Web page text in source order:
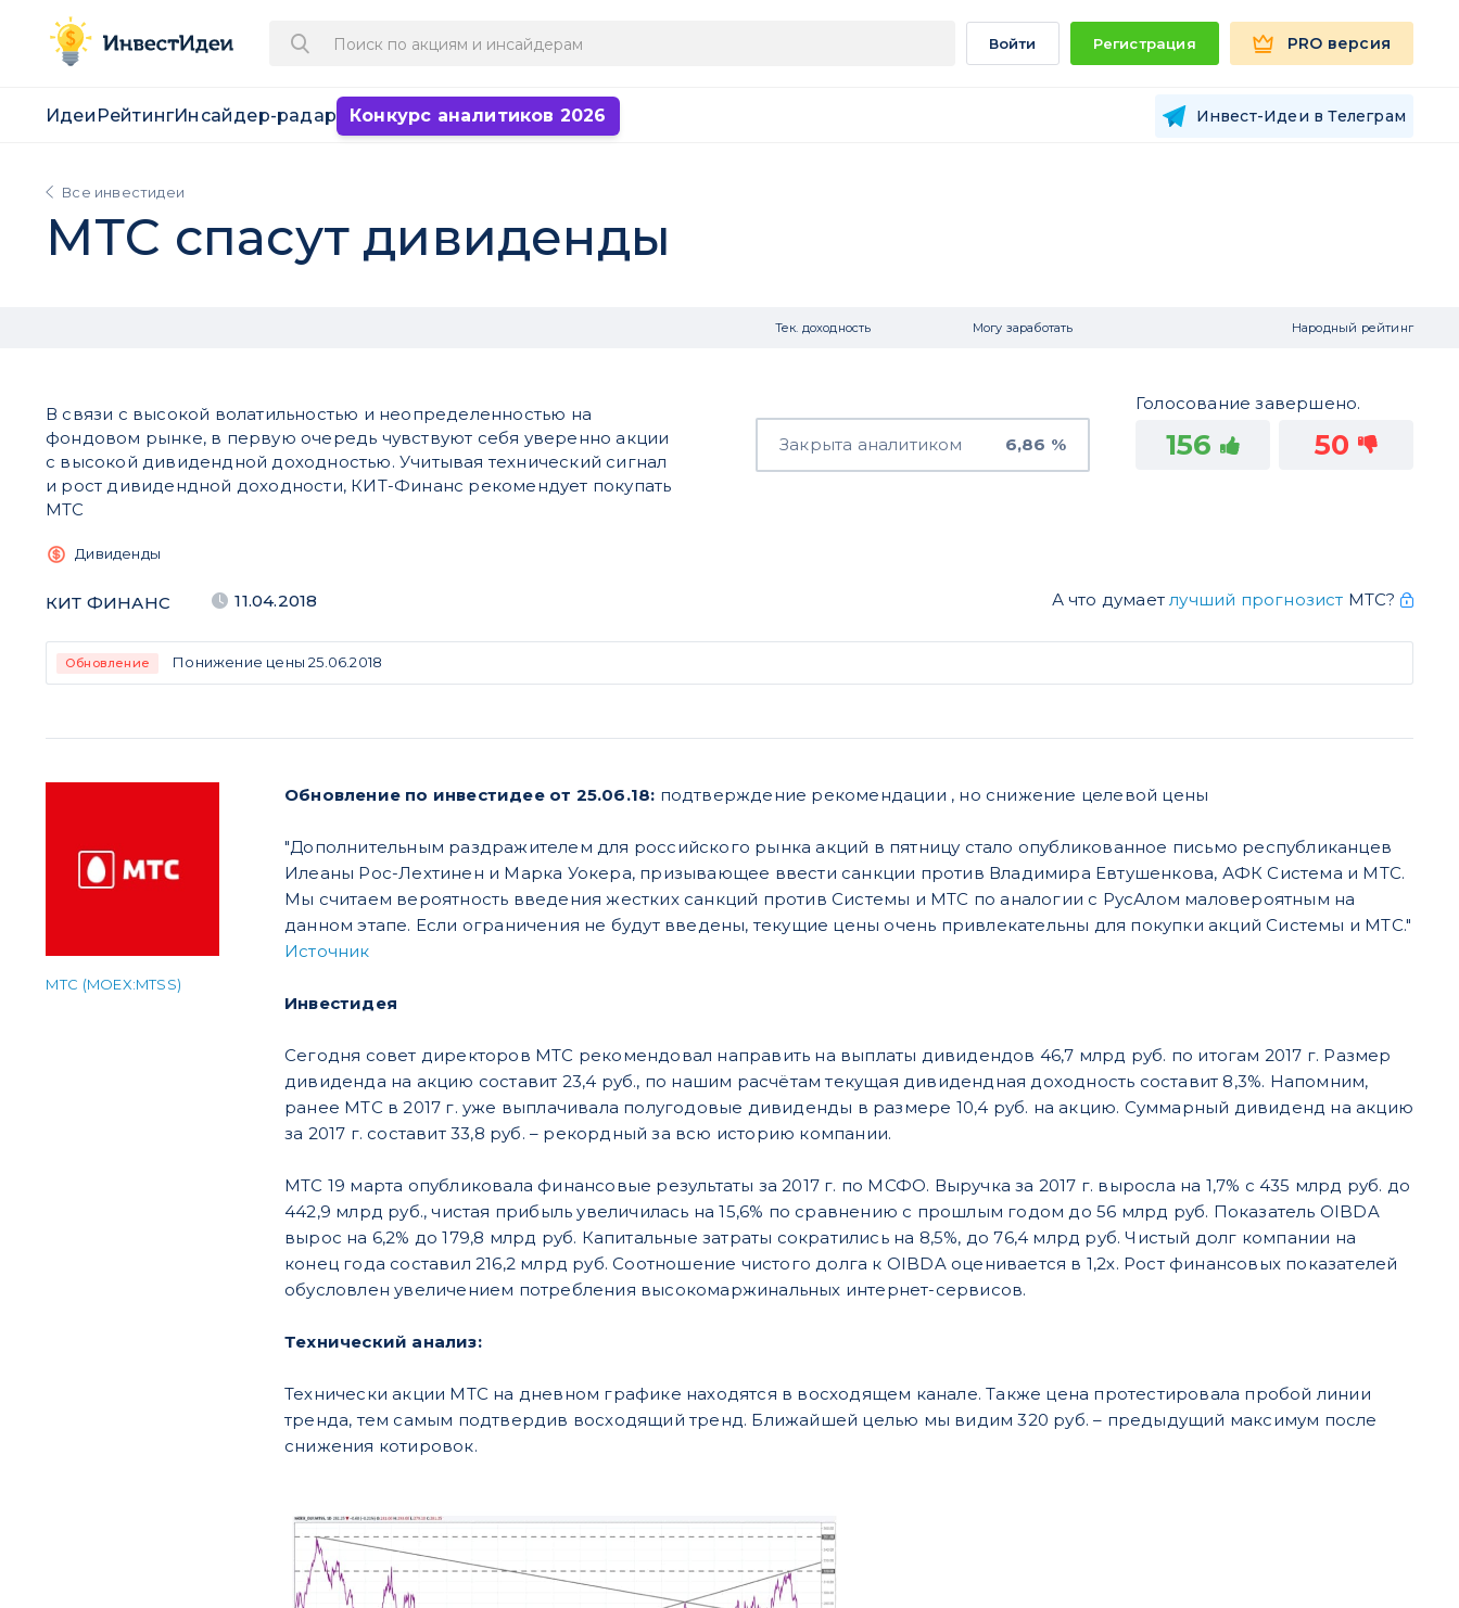
Войти Регистрация PRO версия
Идеи РейтингИнсайдер-радар Конкурс аналитиков 2026 Инвест-Идеи в Телеграм
Все инвестидеи
МТС спасут дивиденды
Тек. доходность Могу заработать Народный рейтинг
В связи с высокой волатильностью и неопределенностью на
фондовом рынке, в первую очередь чувствуют себя уверенно акции
с высокой дивидендной доходностью. Учитывая технический сигнал
и рост дивидендной доходности, КИТ-Финанс рекомендует покупать
МТС
Закрыта аналитиком 6,86 %
Голосование завершено.
156 50
Дивиденды
КИТ ФИНАНС 11.04.2018 А что думает лучший прогнозист МТС?
Обновление Понижение цены 25.06.2018
МТС (MOEX:MTSS)
Обновление по инвестидее от 25.06.18: подтверждение рекомендации , но снижение целевой цены
"Дополнительным раздражителем для российского рынка акций в пятницу стало опубликованное письмо республиканцев
Илеаны Рос-Лехтинен и Марка Уокера, призывающее ввести санкции против Владимира Евтушенкова, АФК Система и МТС.
Мы считаем вероятность введения жестких санкций против Системы и МТС по аналогии с РусАлом маловероятным на
данном этапе. Если ограничения не будут введены, текущие цены очень привлекательны для покупки акций Системы и МТС."
Источник
Инвестидея
Сегодня совет директоров МТС рекомендовал направить на выплаты дивидендов 46,7 млрд руб. по итогам 2017 г. Размер
дивиденда на акцию составит 23,4 руб., по нашим расчётам текущая дивидендная доходность составит 8,3%. Напомним,
ранее МТС в 2017 г. уже выплачивала полугодовые дивиденды в размере 10,4 руб. на акцию. Суммарный дивиденд на акцию
за 2017 г. составит 33,8 руб. – рекордный за всю историю компании.
МТС 19 марта опубликовала финансовые результаты за 2017 г. по МСФО. Выручка за 2017 г. выросла на 1,7% с 435 млрд руб. до
442,9 млрд руб., чистая прибыль увеличилась на 15,6% по сравнению с прошлым годом до 56 млрд руб. Показатель OIBDA
вырос на 6,2% до 179,8 млрд руб. Капитальные затраты сократились на 8,5%, до 76,4 млрд руб. Чистый долг компании на
конец года составил 216,2 млрд руб. Соотношение чистого долга к OIBDA оценивается в 1,2х. Рост финансовых показателей
обусловлен увеличением потребления высокомаржинальных интернет-сервисов.
Технический анализ:
Технически акции МТС на дневном графике находятся в восходящем канале. Также цена протестировала пробой линии
тренда, тем самым подтвердив восходящий тренд. Ближайшей целью мы видим 320 руб. – предыдущий максимум после
снижения котировок.